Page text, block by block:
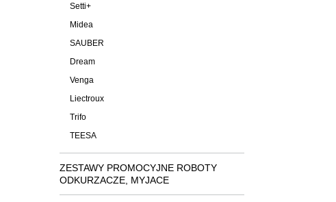
Setti+
Midea
SAUBER
Dream
Venga
Liectroux
Trifo
TEESA
ZESTAWY PROMOCYJNE ROBOTY
ODKURZACZE, MYJACE